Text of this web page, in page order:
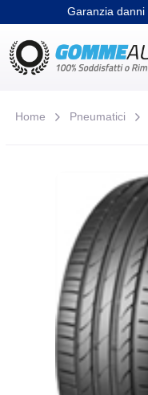
Garanzia
Home Pneumatici